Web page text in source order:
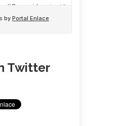
Twitter